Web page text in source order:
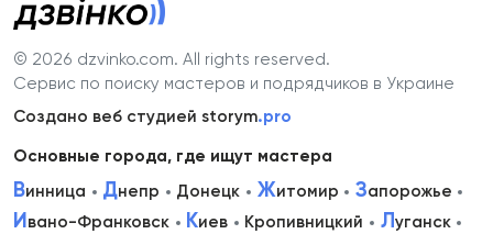
© 2026 dzvinko.com. All rights reserved.
Сервис по поиску мастеров и подрядчиков в Украине
Создано веб студией storym.pro
Основные города, где ищут мастера
Винница Днепр Донецк Житомир Запорожье
Ивано-Франковск Киев Кропивницкий Луганск